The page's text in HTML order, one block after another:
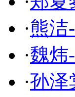
·熊洁
·魏炜
·孙泽